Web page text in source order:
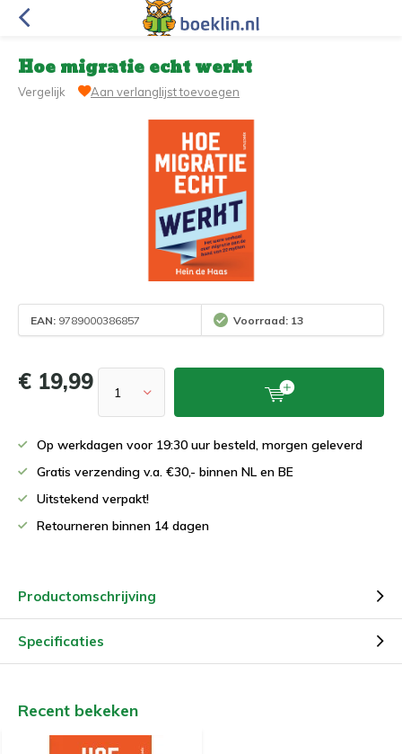
Hoe migratie echt werkt
Vergelijk Aan verlanglijst toevoegen
EAN: 9789000386857 Voorraad: 13
€ 19,99
Op werkdagen voor 19:30 uur besteld, morgen geleverd
Gratis verzending v.a. €30,- binnen NL en BE
Uitstekend verpakt!
Retourneren binnen 14 dagen
Productomschrijving
Specificaties
Recent bekeken